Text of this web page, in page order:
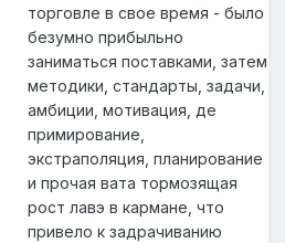
торговле в свое время - было
безумно прибыльно
заниматься поставками, затем
методики, стандарты, задачи,
амбиции, мотивация, де
примирование,
экстраполяция, планирование
и прочая вата тормозящая
рост лавэ в кармане, что
привело к задрачиванию